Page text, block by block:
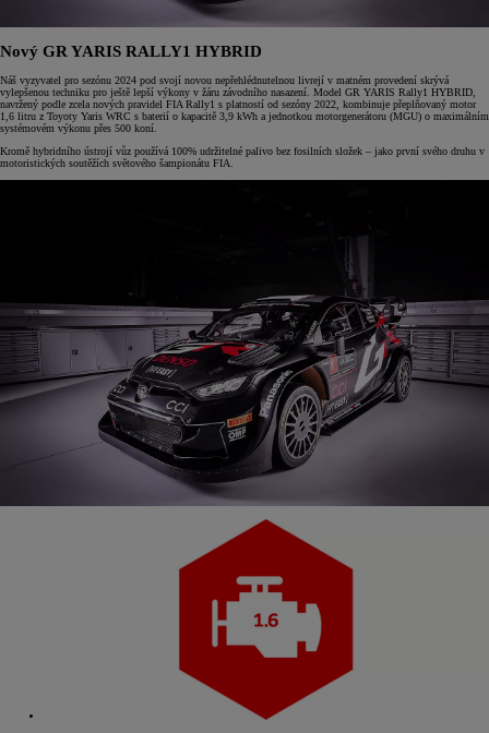
Nový GR YARIS RALLY1 HYBRID
Náš vyzyvatel pro sezónu 2024 pod svojí novou nepřehlédnutelnou livrejí v matném provedení skrývá
vylepšenou techniku pro ještě lepší výkony v žáru závodního nasazení. Model GR YARIS Rally1 HYBRID,
navržený podle zcela nových pravidel FIA Rally1 s platností od sezóny 2022, kombinuje přeplňovaný motor
1,6 litru z Toyoty Yaris WRC s baterií o kapacitě 3,9 kWh a jednotkou motorgenerátoru (MGU) o maximálním
systémovém výkonu přes 500 koní.
Kromě hybridního ústrojí vůz používá 100% udržitelné palivo bez fosilních složek – jako první svého druhu v
motoristických soutěžích světového šampionátu FIA.